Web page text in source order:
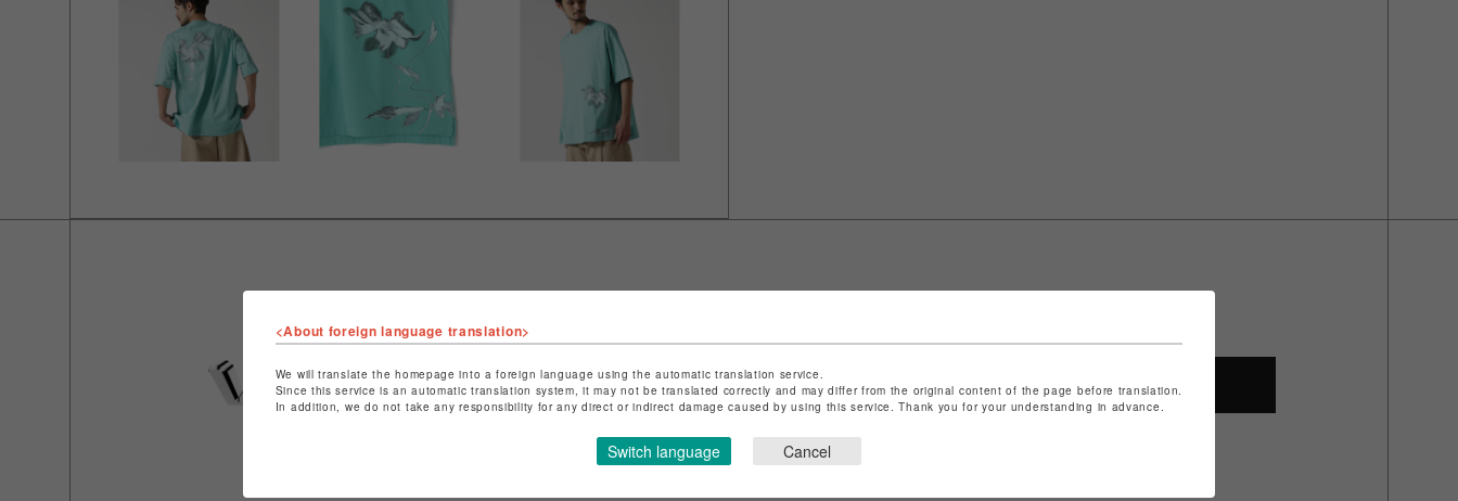
ショップ名
特定商取引法など法令に基づく表記はこちら
ショップお問い合わせはこちら
SHOP TOP
<About foreign language translation>
We will translate the homepage into a foreign language using the automatic translation service.
Since this service is an automatic translation system, it may not be translated correctly and may differ from the original content of the page before translation.
In addition, we do not take any responsibility for any direct or indirect damage caused by using this service. Thank you for your understanding in advance.
Switch language Cancel